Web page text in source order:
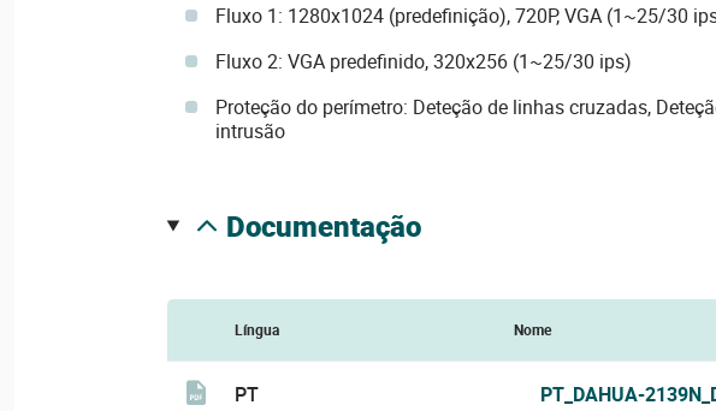
Fluxo 1: 1280x1024 (predefinição), 720P, VGA (1~25/30
Fluxo 2: VGA predefinido, 320x256 (1~25/30 ips)
Proteção do perímetro: Deteção de linhas cruzadas,
intrusão
documentação
Língua Nome
PT PT_DAHUA-